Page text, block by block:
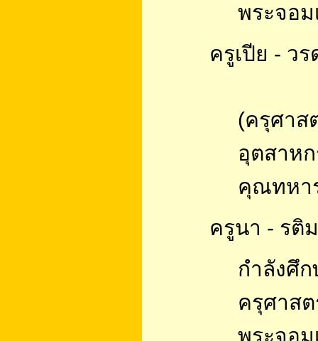
พระจอ
ครูเปีย - วร
(ครุศาส
อุตสาห
คุณทหา
ครูนา - รติ
กำลังศึ
ครุศาส
พระจอ